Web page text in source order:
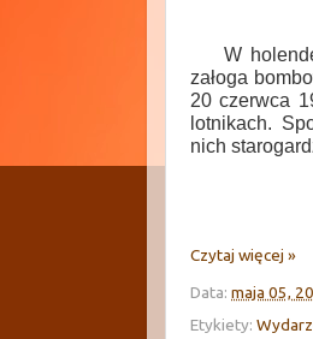
W
załoga
20 czerwca
lotnikach.
nich
Czytaj więcej »
Data: maja 05,
Etykiety: